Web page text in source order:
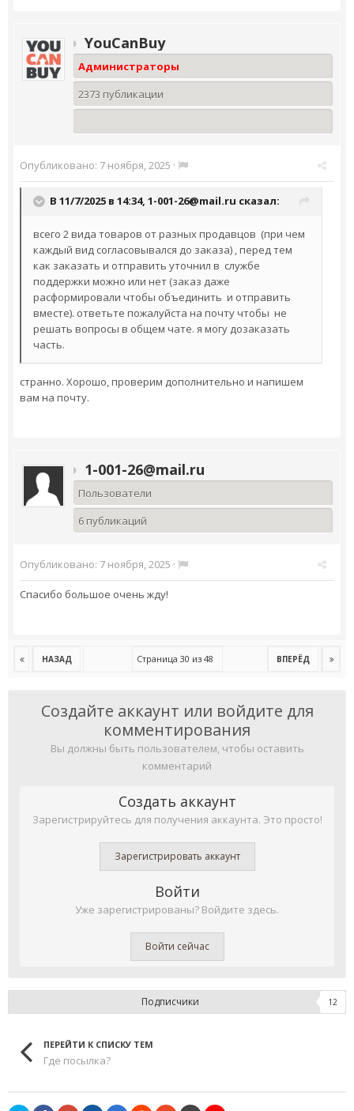
YouCanBuy
Администраторы
2373 публикации
Опубликовано: 7 ноября, 2025 ·
В 11/7/2025 в 14:34, 1-001-26@mail.ru сказал:
всего 2 вида товаров от разных продавцов (при чем
каждый вид согласовывался до заказа) , перед тем
как заказать и отправить уточнил в службе
поддержки можно или нет (заказ даже
расформировали чтобы объединить и отправить
вместе). ответьте пожалуйста на почту чтобы не
решать вопросы в общем чате. я могу дозаказать
часть.
странно. Хорошо, проверим дополнительно и напишем
вам на почту.
1-001-26@mail.ru
Пользователи
6 публикаций
Опубликовано: 7 ноября, 2025 ·
Спасибо большое очень жду!
НАЗАД ВПЕРЁД
Страница 30 из 48
Создайте аккаунт или войдите для
комментирования
Вы должны быть пользователем, чтобы оставить
комментарий
Создать аккаунт
Зарегистрируйтесь для получения аккаунта. Это просто!
Зарегистрировать аккаунт
Войти
Уже зарегистрированы? Войдите здесь.
Войти сейчас
Подписчики 12
ПЕРЕЙТИ К СПИСКУ ТЕМ
Где посылка?